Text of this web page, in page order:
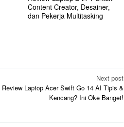
Content Creator, Desainer,
dan Pekerja Multitasking
Next post
Review Laptop Acer Swift Go 14 AI Tipis &
Kencang? Ini Oke Banget!